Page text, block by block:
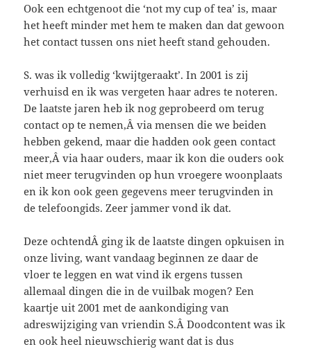
Ook een echtgenoot die ‘not my cup of tea’ is, maar
het heeft minder met hem te maken dan dat gewoon
het contact tussen ons niet heeft stand gehouden.
S. was ik volledig ‘kwijtgeraakt’. In 2001 is zij
verhuisd en ik was vergeten haar adres te noteren.
De laatste jaren heb ik nog geprobeerd om terug
contact op te nemen,Â via mensen die we beiden
hebben gekend, maar die hadden ook geen contact
meer,Â via haar ouders, maar ik kon die ouders ook
niet meer terugvinden op hun vroegere woonplaats
en ik kon ook geen gegevens meer terugvinden in
de telefoongids. Zeer jammer vond ik dat.
Deze ochtendÂ ging ik de laatste dingen opkuisen in
onze living, want vandaag beginnen ze daar de
vloer te leggen en wat vind ik ergens tussen
allemaal dingen die in de vuilbak mogen? Een
kaartje uit 2001 met de aankondiging van
adreswijziging van vriendin S.Â Doodcontent was ik
en ook heel nieuwschierig want dat is dus